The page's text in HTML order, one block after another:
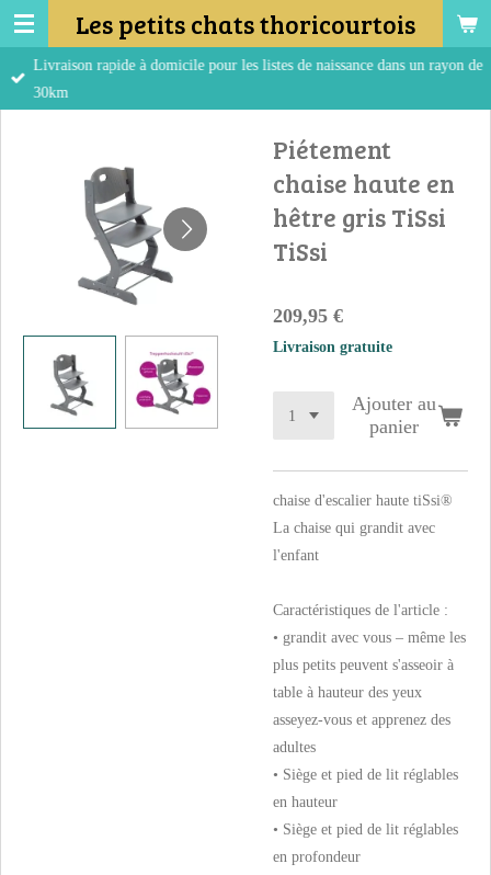
Passer
au
contenu
Les petits chats thoricourtois
Livraison rapide à domicile pour les listes de naissance dans un rayon de
30km
Piétement
chaise haute en
hêtre gris TiSsi
TiSsi
209,95 €
Livraison gratuite
Ajouter au
panier
chaise d'escalier haute tiSsi®
La chaise qui grandit avec
l'enfant
Caractéristiques de l'article :
• grandit avec vous – même les
plus petits peuvent s'asseoir à
table à hauteur des yeux
asseyez-vous et apprenez des
adultes
• Siège et pied de lit réglables
en hauteur
• Siège et pied de lit réglables
en profondeur